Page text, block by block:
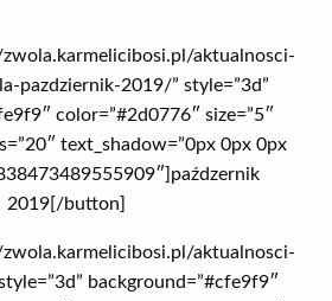
aktualnosci-
pazdziernik-2019/” style=”3d”
color=”#2d0776″ size=”5″
text_shadow=”0px 0px 0px
2019[/button]
aktualnosci-
background=”#cfe9f9″